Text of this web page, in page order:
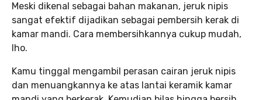
Meski dikenal sebagai bahan makanan, jeruk nipis
sangat efektif dijadikan sebagai pembersih kerak di
kamar mandi. Cara membersihkannya cukup mudah,
lho.
Kamu tinggal mengambil perasan cairan jeruk nipis
dan menuangkannya ke atas lantai keramik kamar